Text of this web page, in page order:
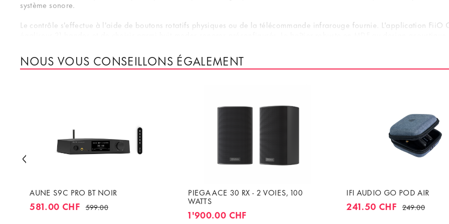
système sonore.
Le contrôle s'effectue à l'aide de boutons rotatifs physiques ou de la télécommande infrarouge fournie. L'application
qualité et une multitude de fonctions, le FiiO SA 1 offre une solution performante pour les applications audio exigeantes.
NOUS VOUS CONSEILLONS ÉGALEMENT
AUNE S9C PRO BT NOIR
581.00 CHF 599.00
PIEGA ACE 30 RX - 2 VOIES, 100
WATTS
1'900.00 CHF
IFI AUDIO GO POD AIR
241.50 CHF 249.00